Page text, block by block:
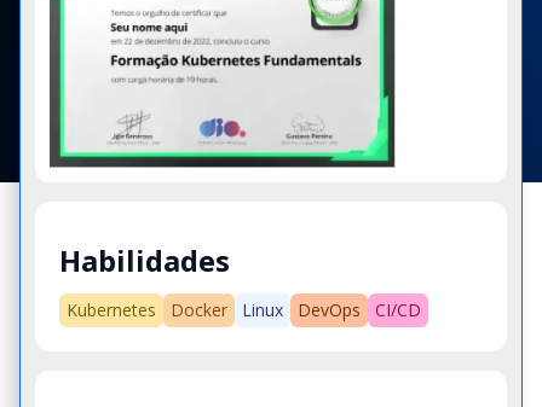
Habilidades
Kubernetes Docker Linux DevOps CI/CD